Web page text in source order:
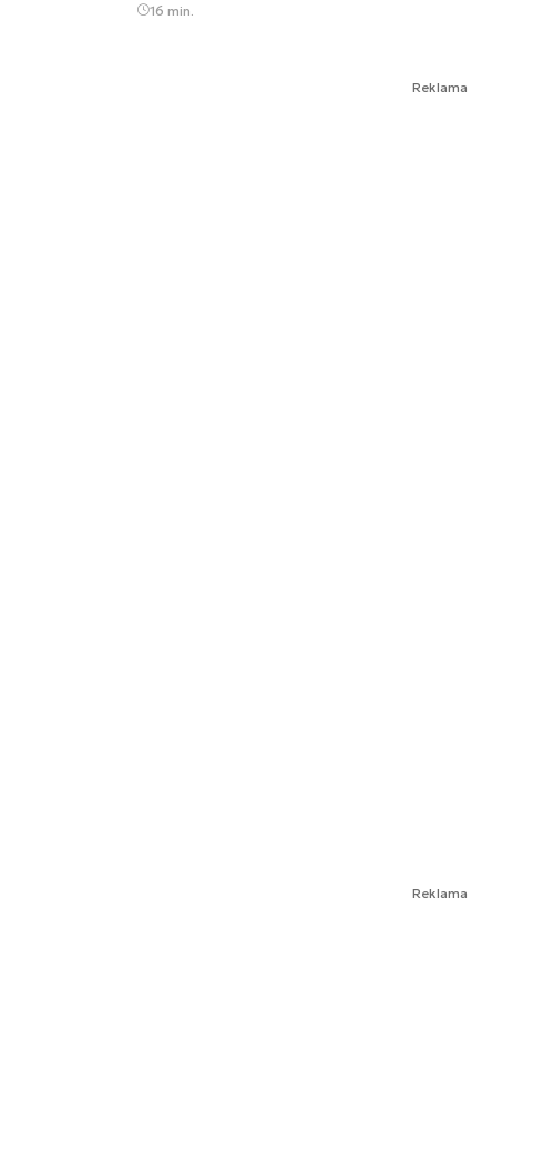
16 min.
Reklama
Reklama